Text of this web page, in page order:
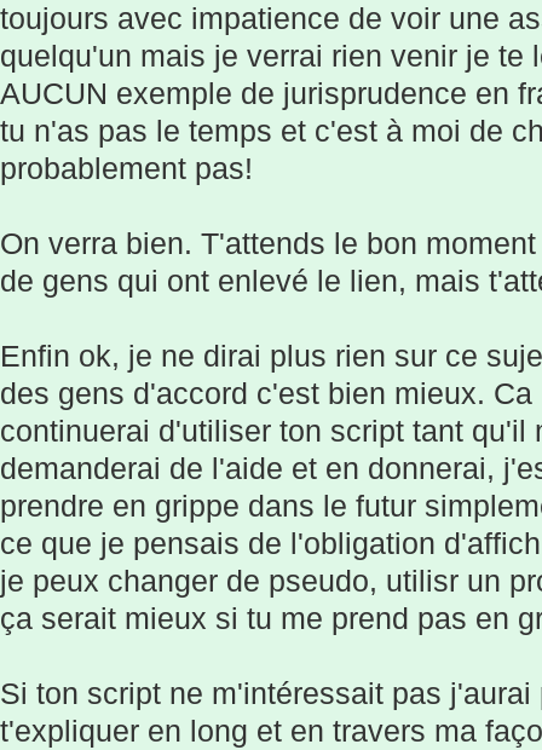
toujours avec impatience de voir une
quelqu'un mais je verrai rien venir je te
AUCUN exemple de jurisprudence en
tu n'as pas le temps et c'est à moi de
probablement pas!
On verra bien. T'attends le bon
de gens qui ont enlevé le lien, mais
Enfin ok, je ne dirai plus rien sur ce
des gens d'accord c'est bien mieux.
continuerai d'utiliser ton script tant qu'il
demanderai de l'aide et en donnerai,
prendre en grippe dans le futur
ce que je pensais de l'obligation
je peux changer de pseudo, utilisr un
ça serait mieux si tu me prend pas en
Si ton script ne m'intéressait pas
t'expliquer en long et en travers ma